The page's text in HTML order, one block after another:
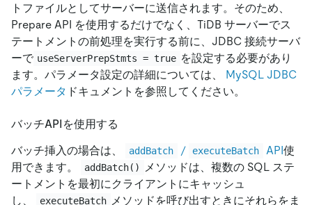
トファイルとしてサーバーに送信されます。そのため、
Prepare API を使用するだけでなく、TiDB サーバーでス
テートメントの前処理を実行する前に、JDBC 接続サーバ
ーで useServerPrepStmts = true を設定する必要があり
ます。パラメータ設定の詳細については、 MySQL JDBC
パラメータ ドキュメントを参照してください。
バッチAPIを使用する
バッチ挿入の場合は、
addBatch / executeBatch API使
用できます。
addBatch()
メソッドは、複数の SQL ステ
ートメントを最初にクライアントにキャッシュ
し、
executeBatch メソッドを呼び出すときにそれらをま